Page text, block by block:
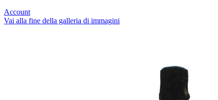
Account
Vai alla fine della galleria di immagini